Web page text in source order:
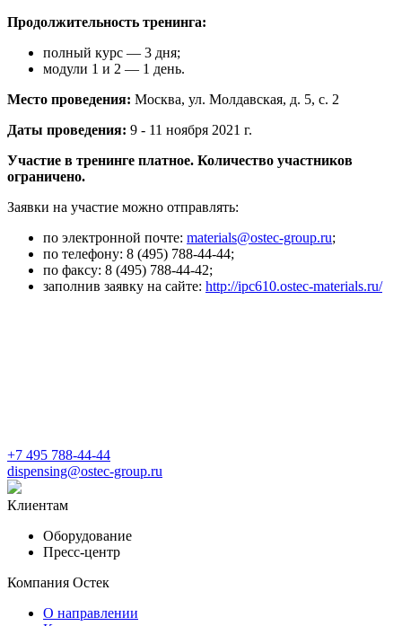
Продолжительность тренинга:
полный курс — 3 дня;
модули 1 и 2 — 1 день.
Место проведения: Москва, ул. Молдавская, д. 5, с. 2
Даты проведения: 9 - 11 ноября 2021 г.
Участие в тренинге платное. Количество участников
ограничено.
Заявки на участие можно отправлять:
по электронной почте: materials@ostec-group.ru;
по телефону: 8 (495) 788-44-44;
по факсу: 8 (495) 788-44-42;
заполнив заявку на сайте: http://ipc610.ostec-materials.ru/
+7 495 788-44-44
dispensing@ostec-group.ru
Клиентам
Оборудование
Пресс-центр
Компания Остек
О направлении